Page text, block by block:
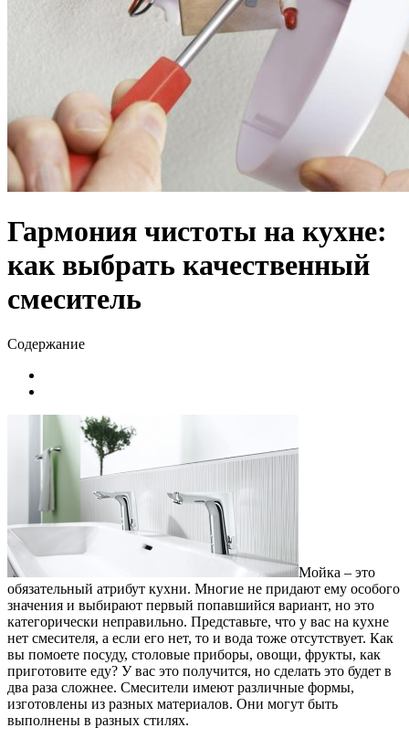
Гармония чистоты на кухне:
как выбрать качественный
смеситель
Содержание
Мойка – это
обязательный атрибут кухни. Многие не придают ему особого
значения и выбирают первый попавшийся вариант, но это
категорически неправильно. Представьте, что у вас на кухне
нет смесителя, а если его нет, то и вода тоже отсутствует. Как
вы помоете посуду, столовые приборы, овощи, фрукты, как
приготовите еду? У вас это получится, но сделать это будет в
два раза сложнее. Смесители имеют различные формы,
изготовлены из разных материалов. Они могут быть
выполнены в разных стилях.